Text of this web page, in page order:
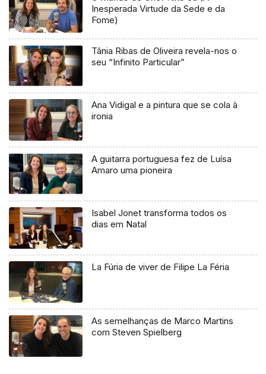
Inesperada Virtude da Sede e da
Fome)
Tânia Ribas de Oliveira revela-nos o
seu “Infinito Particular”
Ana Vidigal e a pintura que se cola à
ironia
A guitarra portuguesa fez de Luísa
Amaro uma pioneira
Isabel Jonet transforma todos os
dias em Natal
La Fúria de viver de Filipe La Féria
As semelhanças de Marco Martins
com Steven Spielberg